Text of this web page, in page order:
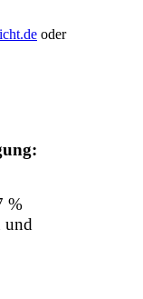
oder
%
und